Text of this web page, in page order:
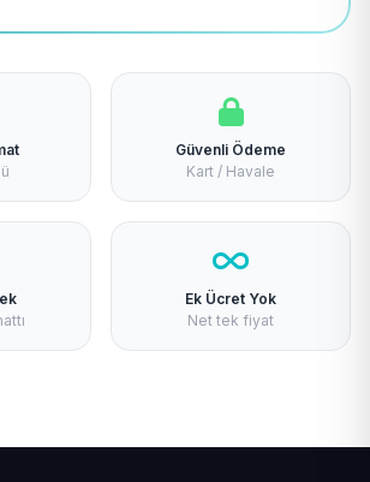
Güvenli Ödeme
Kart / Havale
Ek Ücret Yok
Net tek fiyat